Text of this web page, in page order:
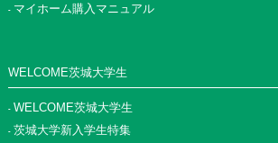
マイホーム購入マニュアル
WELCOME茨城大学生
WELCOME茨城大学生
茨城大学新入学生特集